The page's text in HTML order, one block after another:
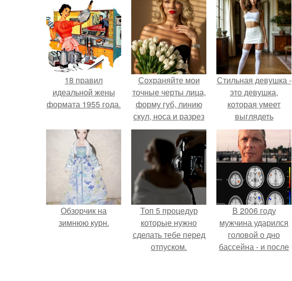
18 правил
идеальной жены
формата 1955 года.
Сохраняйте мои
точные черты лица,
форму губ, линию
скул, носа и разрез
глаз.
Стильная девушка -
это девушка,
которая умеет
выглядеть
привлекательно и
элегантно в любои
ситуации.
Обзорчик на
зимнюю курн.
Топ 5 процедур
которые нужно
сделать тебе перед
отпуском.
В 2006 году
мужчина ударился
головой о дно
бассейна - и после